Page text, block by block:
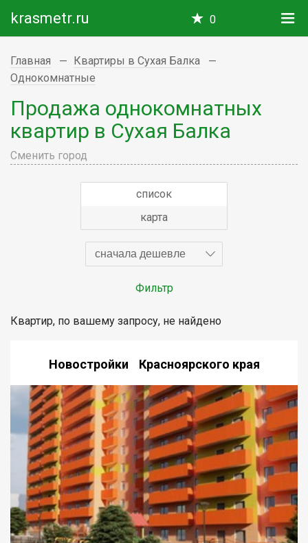
krasmetr.ru 0
Главная
Квартиры в Сухая Балка
Однокомнатные
Продажа однокомнатных
квартир в Сухая Балка
Сменить город
список
карта
сначала дешевле
Фильтр
Квартир, по вашему запросу, не найдено
Новостройки Красноярского края